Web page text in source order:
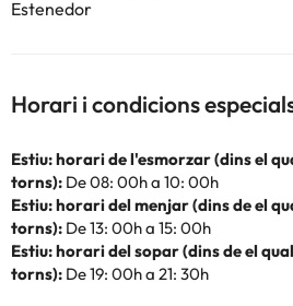
Estenedor
Horari i condicions
Estiu: horari de l'esmorzar (dins el
torns): De 08: 00h a 10: 00h
Estiu: horari del menjar (dins de el
torns): De 13: 00h a 15: 00h
Estiu: horari del sopar (dins de el
torns): De 19: 00h a 21: 30h